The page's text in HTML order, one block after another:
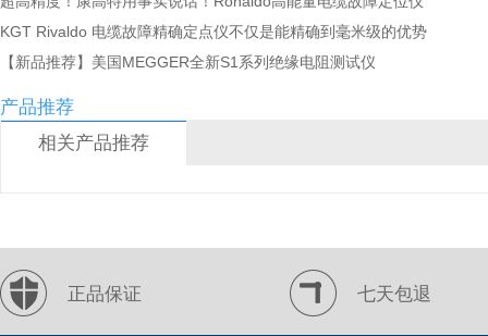
KGT Rivaldo 电缆故障精确定点仪不仅是能精确到毫米级的优势
【新品推荐】美国MEGGER全新S1系列绝缘电阻测试仪
产品推荐
相关产品推荐
正品保证 七天包退